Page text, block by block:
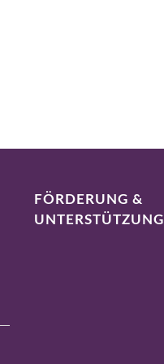
FÖRDERUNG &
UNTERSTÜTZUNG